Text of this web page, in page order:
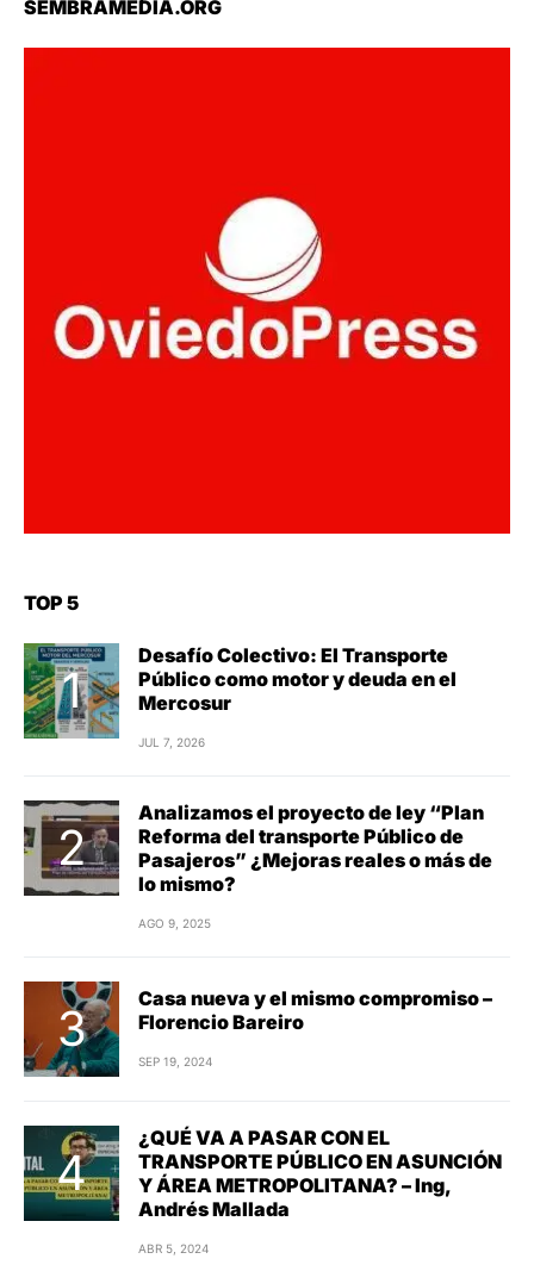
SEMBRAMEDIA.ORG
TOP 5
Desafío Colectivo: El Transporte
Público como motor y deuda en el
Mercosur
JUL 7, 2026
Analizamos el proyecto de ley “Plan
Reforma del transporte Público de
Pasajeros” ¿Mejoras reales o más de
lo mismo?
AGO 9, 2025
Casa nueva y el mismo compromiso –
Florencio Bareiro
SEP 19, 2024
¿QUÉ VA A PASAR CON EL
TRANSPORTE PÚBLICO EN ASUNCIÓN
Y ÁREA METROPOLITANA? – Ing,
Andrés Mallada
ABR 5, 2024